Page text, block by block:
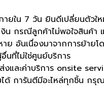
ใน 7 วัน ยินดีเปลี่ยนตัวใ
น กรณีลูกค้าไม่พอใจสินค้า
าย อันเนื่องมาจากการย้า
นที่ไม่ใช่ศูนย์บริการ
งและค่าบริการ onsite
ด้ การันตีมีอะไหล่ทุกชิ้น ก